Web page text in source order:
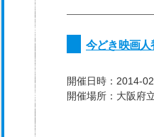
今どき映画人
開催日時： 2014-
開催場所： 大阪府